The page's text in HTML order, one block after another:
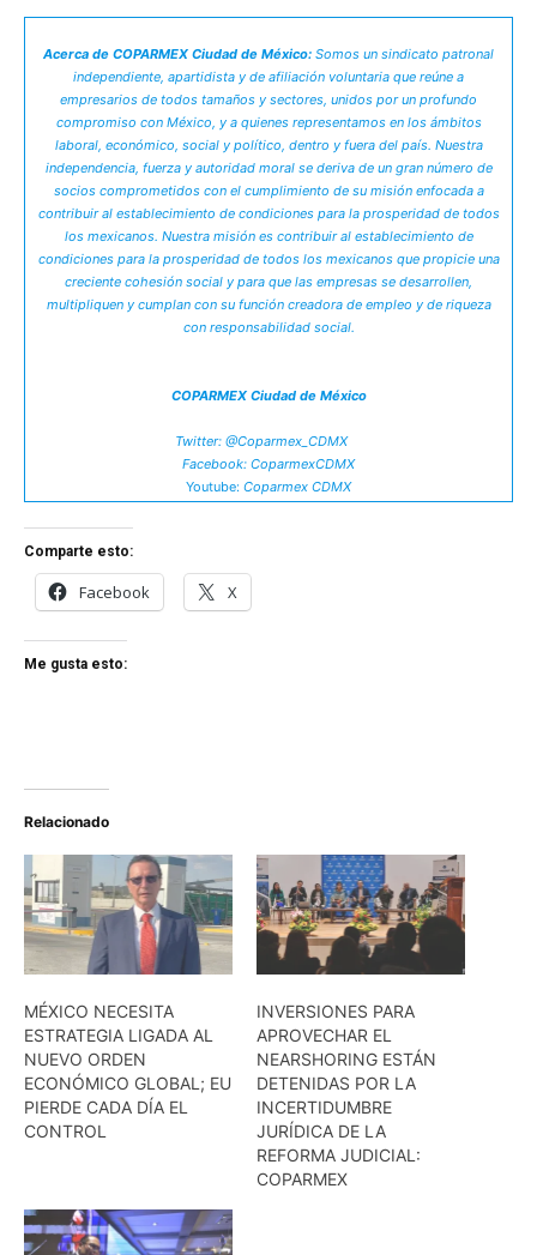
Acerca de COPARMEX Ciudad de México: Somos un sindicato patronal
independiente, apartidista y de afiliación voluntaria que reúne a
empresarios de todos tamaños y sectores, unidos por un profundo
compromiso con México, y a quienes representamos en los ámbitos
laboral, económico, social y político, dentro y fuera del país. Nuestra
independencia, fuerza y autoridad moral se deriva de un gran número de
socios comprometidos con el cumplimiento de su misión enfocada a
contribuir al establecimiento de condiciones para la prosperidad de todos
los mexicanos. Nuestra misión es contribuir al establecimiento de
condiciones para la prosperidad de todos los mexicanos que propicie una
creciente cohesión social y para que las empresas se desarrollen,
multipliquen y cumplan con su función creadora de empleo y de riqueza
con responsabilidad social.
COPARMEX Ciudad de México
Twitter: @Coparmex_CDMX
Facebook: CoparmexCDMX
Youtube: Coparmex CDMX
Comparte esto:
Facebook X
Me gusta esto:
Relacionado
MÉXICO NECESITA
ESTRATEGIA LIGADA AL
NUEVO ORDEN
ECONÓMICO GLOBAL; EU
PIERDE CADA DÍA EL
CONTROL
INVERSIONES PARA
APROVECHAR EL
NEARSHORING ESTÁN
DETENIDAS POR LA
INCERTIDUMBRE
JURÍDICA DE LA
REFORMA JUDICIAL:
COPARMEX